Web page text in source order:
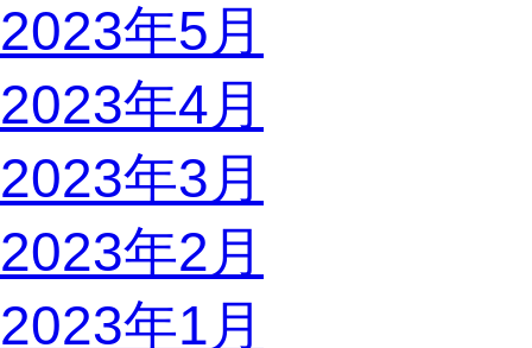
2023年5月
2023年4月
2023年3月
2023年2月
2023年1月